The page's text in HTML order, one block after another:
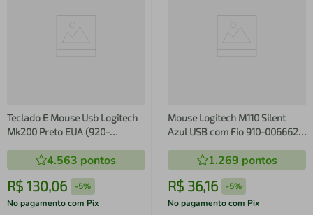
Teclado E Mouse Usb Logitech
Mk200 Preto EUA (920-
4.563 pontos
R$ 130,06 -5%
No pagamento com Pix
Mouse Logitech M110 Silent
Azul USB com Fio 910-006662-
1.269 pontos
R$ 36,16 -5%
No pagamento com Pix